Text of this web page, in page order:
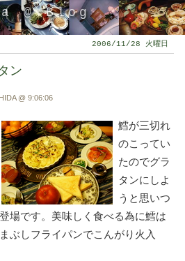
@ Blog
グ
2006/11/28 火曜日
ン
@ 9:06:06
鱈が三切れ
のこってい
たのでグラ
タンにしよ
うと思いつ
場です。美味しく食べる為に鱈は
ぶしフライパンでこんがり火入